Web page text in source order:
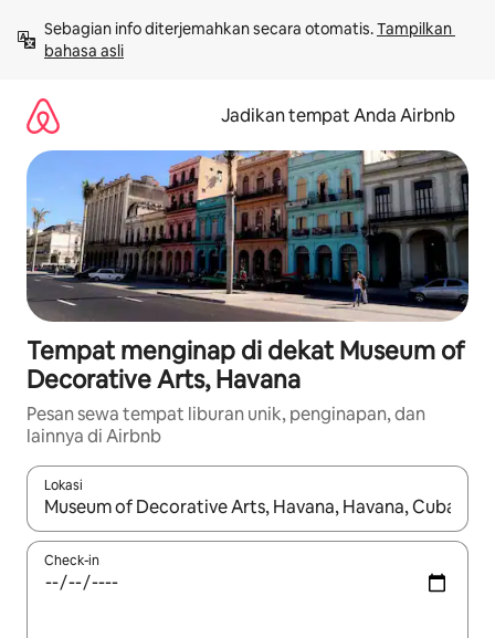
langsung
lihat
Sebagian info diterjemahkan secara otomatis. Tampilkan
bahasa asli
Jadikan tempat Anda Airbnb
Tempat menginap di dekat Museum of
Decorative Arts, Havana
Pesan sewa tempat liburan unik, penginapan, dan
lainnya di Airbnb
Lokasi
Jika hasil yang dicari tersedia, telusuri dengan tombol panah
Check-in